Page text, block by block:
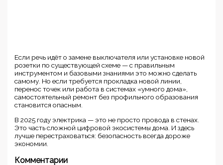
Если речь идёт о замене выключателя или установке новой
розетки по существующей схеме — с правильным
инструментом и базовыми знаниями это можно сделать
самому. Но если требуется прокладка новой линии,
перенос точек или работа в системах «умного дома»,
самостоятельный ремонт без профильного образования
становится опасным.
В 2025 году электрика — это не просто провода в стенах.
Это часть сложной цифровой экосистемы дома. И здесь
лучше перестраховаться: безопасность всегда дороже
экономии.
Комментарии